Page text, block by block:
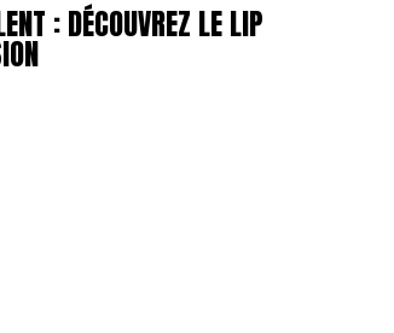
: DÉCOUVREZ LE LIP